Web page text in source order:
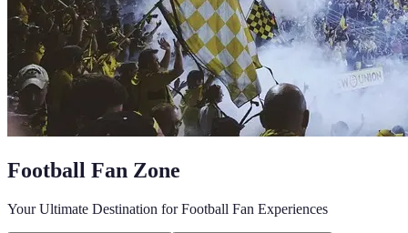
Football Fan Zone
Your Ultimate Destination for Football Fan Experiences